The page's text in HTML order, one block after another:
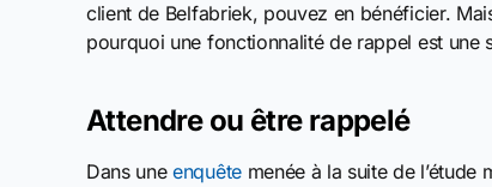
client de Belfabriek, pouvez en bénéficier.
pourquoi une fonctionnalité de rappel est une
Attendre ou être rappelé
Dans uneenquêtemenée à la suite de l’étude